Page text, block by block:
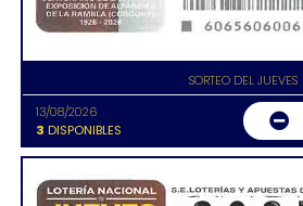
SORTEO DEL JUEVES
13/08/2026
3 DISPONIBLES